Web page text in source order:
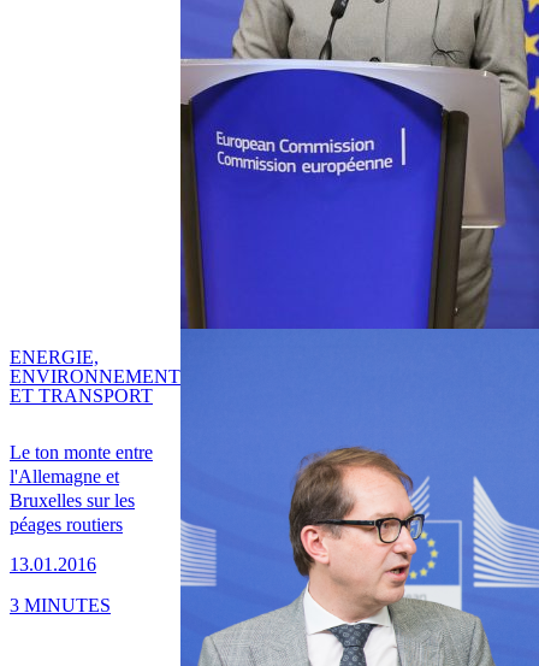
Le ton monte entre
l'Allemagne et
Bruxelles sur les
péages routiers
13.01.2016
ENERGIE,
ENVIRONNEMENT
ET TRANSPORT
3 MINUTES